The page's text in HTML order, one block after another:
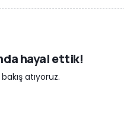
hayal ettik!
atıyoruz.